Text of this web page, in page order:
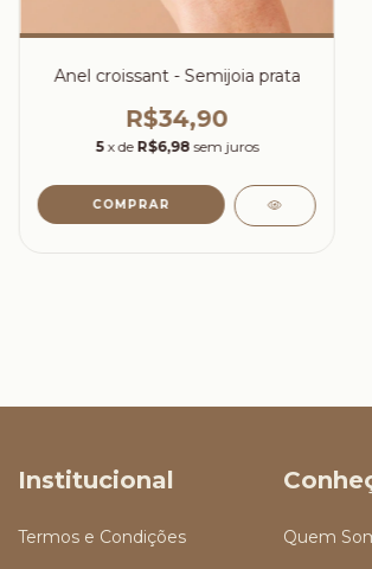
Anel croissant - Semijoia prata
R$34,90
5 x de R$6,98 sem juros
COMPRAR
Institucional
Termos e Condições Quem